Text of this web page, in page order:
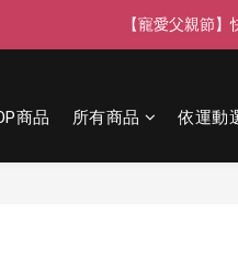
【寵愛父親節
【寵愛88】指
【寵愛父親節】
商品 所有商品 依運動